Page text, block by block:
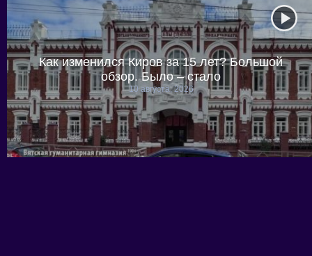
Как изменился Киров за 15 лет? Большой
обзор. Было – стало
10 августа, 2026